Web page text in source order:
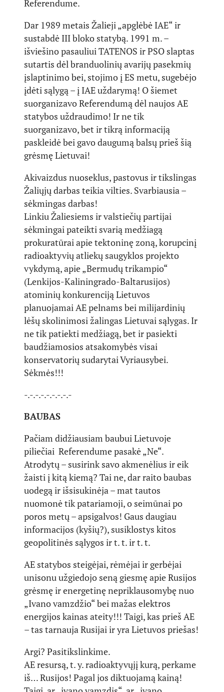
Referendume.
Dar 1989 metais Žalieji „apglėbė IAE“ ir
sustabdė III bloko statybą. 1991 m. –
išviešino pasauliui TATENOS ir PSO slaptas
sutartis dėl branduolinių avarijų pasekmių
įslaptinimo bei, stojimo į ES metu, sugebėjo
įdėti sąlygą – į IAE uždarymą! O šiemet
suorganizavo Referendumą dėl naujos AE
statybos uždraudimo! Ir ne tik
suorganizavo, bet ir tikrą informaciją
paskleidė bei gavo daugumą balsų prieš šią
grėsmę Lietuvai!
Akivaizdus nuoseklus, pastovus ir tikslingas
Žaliųjų darbas teikia vilties. Svarbiausia –
sėkmingas darbas!
Linkiu Žaliesiems ir valstiečių partijai
sėkmingai pateikti svarią medžiagą
prokuratūrai apie tektoninę zoną, korupcinį
radioaktyvių atliekų saugyklos projekto
vykdymą, apie „Bermudų trikampio“
(Lenkijos-Kaliningrado-Baltarusijos)
atominių konkurenciją Lietuvos
planuojamai AE pelnams bei milijardinių
lėšų skolinimosi žalingas Lietuvai sąlygas. Ir
ne tik patiekti medžiagą, bet ir pasiekti
baudžiamosios atsakomybės visai
konservatorių sudarytai Vyriausybei.
Sėkmės!!!
-.-.-.-.-.-.-.-.-
BAUBAS
Pačiam didžiausiam baubui Lietuvoje
piliečiai Referendume pasakė „Ne“.
Atrodytų – susirink savo akmenėlius ir eik
žaisti į kitą kiemą? Tai ne, dar raito baubas
uodegą ir išsisukinėja – mat tautos
nuomonė tik patariamoji, o seimūnai po
poros metų – apsigalvos! Gaus daugiau
informacijos (kyšių?), susiklostys kitos
geopolitinės sąlygos ir t. t. ir t. t.
AE statybos steigėjai, rėmėjai ir gerbėjai
unisonu užgiedojo seną giesmę apie Rusijos
grėsmę ir energetinę nepriklausomybę nuo
„Ivano vamzdžio“ bei mažas elektros
energijos kainas ateity!!! Taigi, kas prieš AE
– tas tarnauja Rusijai ir yra Lietuvos priešas!
Argi? Pasitikslinkime.
AE resursą, t. y. radioaktyvųjį kurą, perkame
iš… Rusijos! Pagal jos diktuojamą kainą!